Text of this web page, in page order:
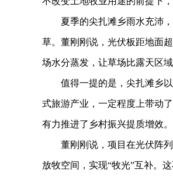
夏季的尖扎滩乡雨水充沛，
草。董刚刚说，光伏板距地面
场水分蒸发，让草场比露天区
值得一提的是，尖扎滩乡以
式旅游产业，一定程度上带动
有力推进了乡村振兴提质增效。
董刚刚说，项目在光伏阵列
放牧空间，实现“牧光”互补。